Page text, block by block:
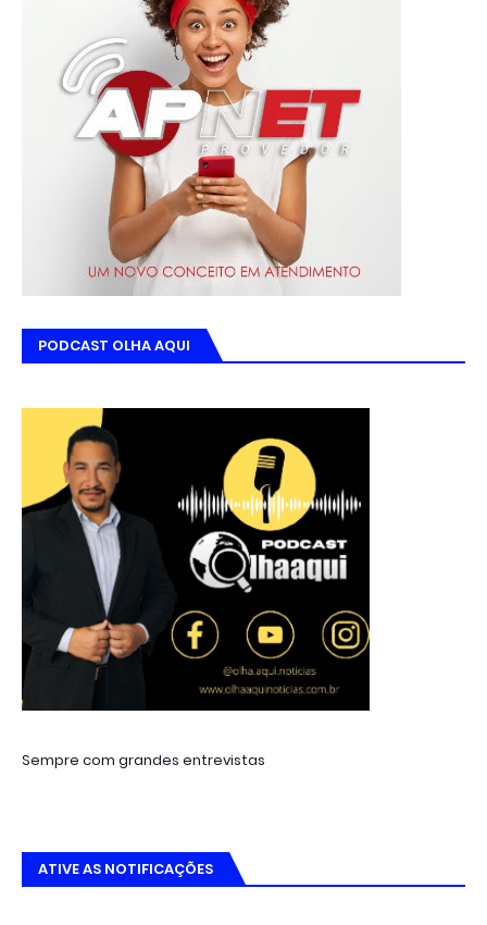
PODCAST OLHA AQUI
Sempre com grandes entrevistas
ATIVE AS NOTIFICAÇÕES